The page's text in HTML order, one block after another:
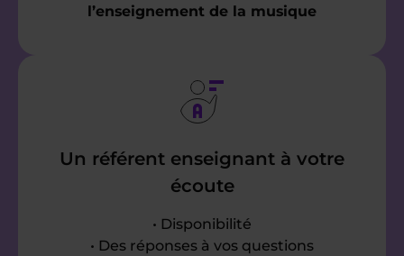
l’enseignement de la musique
Un référent enseignant à votre
écoute
• Disponibilité
• Des réponses à vos questions